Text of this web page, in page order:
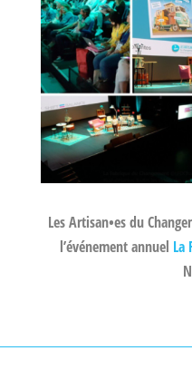
Les Artisan•es du
l’événement annuel La